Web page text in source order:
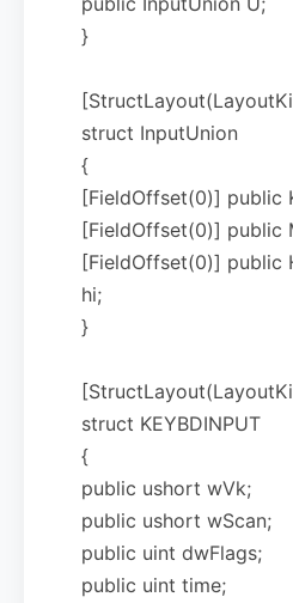
}
struct InputUnion
{
[FieldOffset(0)] public
[FieldOffset(0)] public
[FieldOffset(0)] public
hi;
}
struct KEYBDINPUT
{
public ushort wVk;
public ushort wScan;
public uint dwFlags;
public uint time;